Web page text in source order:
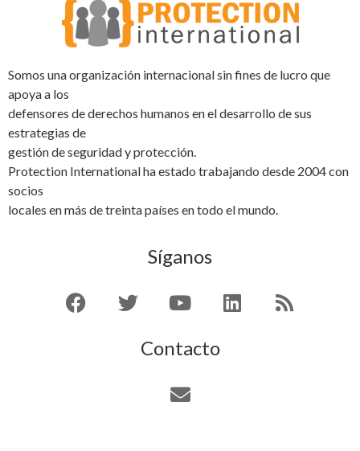
Somos una organización internacional sin fines de lucro que
apoya a los
defensores de derechos humanos en el desarrollo de sus
estrategias de
gestión de seguridad y protección.
Protection International ha estado trabajando desde 2004 con
socios
locales en más de treinta países en todo el mundo.
Síganos
Contacto